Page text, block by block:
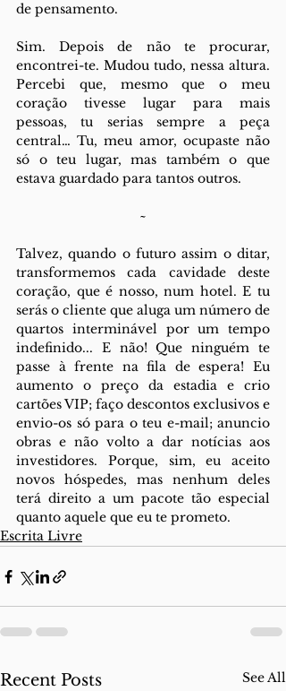
de pensamento.
Sim. Depois de não te procurar,
encontrei-te. Mudou tudo, nessa altura.
Percebi que, mesmo que o meu
coração tivesse lugar para mais
pessoas, tu serias sempre a peça
central… Tu, meu amor, ocupaste não
só o teu lugar, mas também o que
estava guardado para tantos outros.
~
Talvez, quando o futuro assim o ditar,
transformemos cada cavidade deste
coração, que é nosso, num hotel. E tu
serás o cliente que aluga um número de
quartos interminável por um tempo
indefinido... E não! Que ninguém te
passe à frente na fila de espera! Eu
aumento o preço da estadia e crio
cartões VIP; faço descontos exclusivos e
envio-os só para o teu e-mail; anuncio
obras e não volto a dar notícias aos
investidores.
Porque, sim, eu aceito
novos hóspedes, mas nenhum deles
terá direito a um pacote tão especial
quanto aquele que eu te prometo.
Escrita Livre
Recent Posts See All